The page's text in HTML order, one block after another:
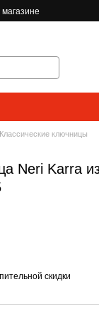
Классические ключницы
Neri Karra
скидки